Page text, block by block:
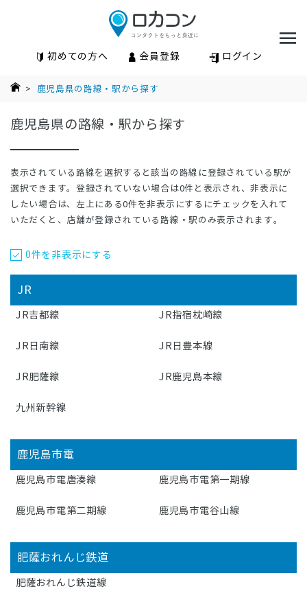
初めての方へ 会員登録 ログイン
> 鹿児島県の路線・駅から探す
鹿児島県の路線・駅から探す
表示されている路線を選択すると該当の路線に登録されている駅が
選択できます。登録されていない場合は0件と表示され、非表示に
したい場合は、左上にある0件を非表示にするにチェックを入れて
いただくと、店舗が登録されている路線・駅のみ表示されます。
0件を非表示にする
JR
JR吉都線 JR指宿枕崎線
JR日南線 JR日豊本線
JR肥薩線 JR鹿児島本線
九州新幹線
鹿児島市電
鹿児島市電唐湊線 鹿児島市電第一期線
鹿児島市電第二期線 鹿児島市電谷山線
肥薩おれんじ鉄道
肥薩おれんじ鉄道線